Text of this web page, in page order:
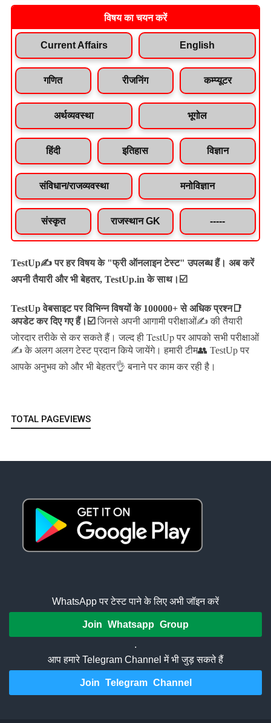
विषय का चयन करें
Current Affairs English
गणित रीजनिंग कम्प्यूटर
अर्थव्यवस्था भूगोल
हिंदी इतिहास विज्ञान
संविधान/राजव्यवस्था मनोविज्ञान
संस्कृत राजस्थान GK -----
TestUp✍️ पर हर विषय के "फ्री ऑनलाइन टेस्ट" उपलब्ध हैं। अब करें
अपनी तैयारी और भी बेहतर, TestUp.in के साथ।☑️
TestUp वेबसाइट पर विभिन्न विषयों के 100000+ से अधिक प्रश्न📑
अपडेट कर दिए गए हैं। ☑️ जिनसे अपनी आगामी परीक्षाओं✍️ की तैयारी
जोरदार तरीके से कर सकते हैं।जल्द ही TestUp पर आपको सभी परीक्षाओं
✍️ के अलग अलग टेस्ट प्रदान किये जायेंगे। हमारी टीम👥 TestUp पर
आपके अनुभव को और भी बेहतर👌 बनाने पर काम कर रही है।
TOTAL PAGEVIEWS
WhatsApp पर टेस्ट पाने के लिए अभी जॉइन करें
Join Whatsapp Group
.
आप हमारे Telegram Channel में भी जुड़ सकते हैं
Join Telegram Channel